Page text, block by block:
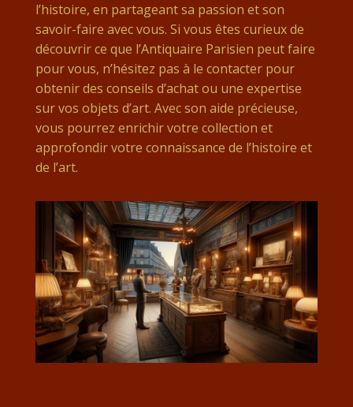
l’histoire, en partageant sa passion et son
savoir-faire avec vous. Si vous êtes curieux de
découvrir ce que l’Antiquaire Parisien peut faire
pour vous, n’hésitez pas à le contacter pour
obtenir des conseils d’achat ou une expertise
sur vos objets d’art. Avec son aide précieuse,
vous pourrez enrichir votre collection et
approfondir votre connaissance de l’histoire et
de l’art.